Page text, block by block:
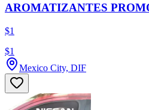
AROMATIZANTES
$1
$1
Mexico City, DIF